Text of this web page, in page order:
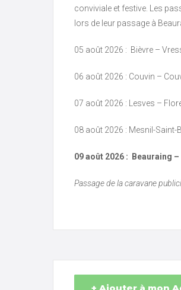
conviviale et festive. Les
lors de leur passage à
05 août 2026 : Bièvre –
06 août 2026 : Couvin –
07 août 2026 : Lesves –
08 août 2026 : Mesnil-
09 août 2026 : Beauraing
Passage de la caravane
+ Ajouter à mon